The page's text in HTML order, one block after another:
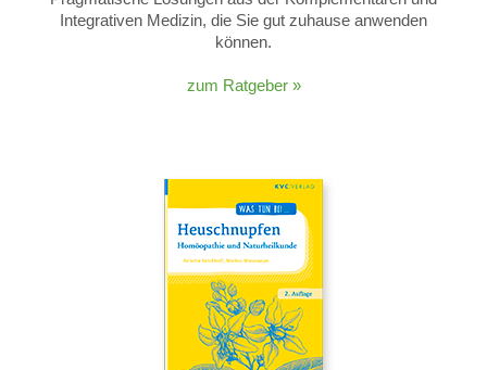
Integrativen Medizin, die Sie gut zuhause anwenden
können.
zum Ratgeber »